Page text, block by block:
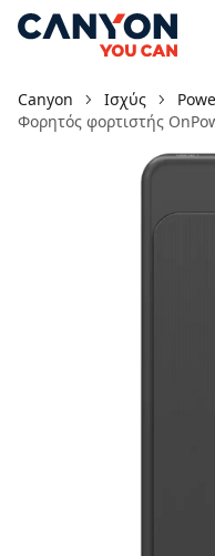
Canyon Ισχύς
Φορητός φορτιστής